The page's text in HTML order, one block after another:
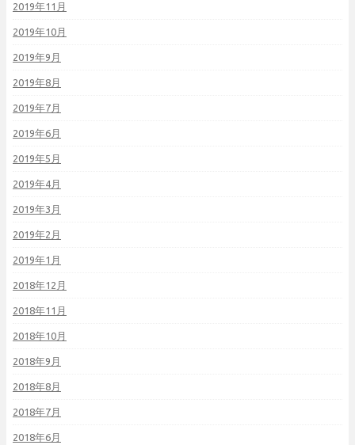
2019年11月
2019年10月
2019年9月
2019年8月
2019年7月
2019年6月
2019年5月
2019年4月
2019年3月
2019年2月
2019年1月
2018年12月
2018年11月
2018年10月
2018年9月
2018年8月
2018年7月
2018年6月